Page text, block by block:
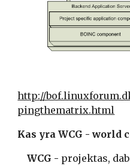
http://
pingthematrix.html
Kas yra WCG - world
    WCG -
projektas,